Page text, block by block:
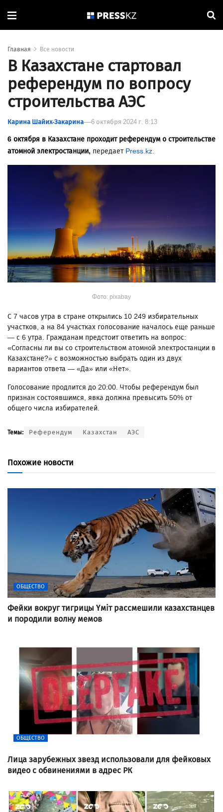
Главная Все новости
В Казахстане стартовал
референдум по вопросу
строительства АЭС
Карина Шайих-Закарина 6 октября 2024 г. 8:13
6 октября в Казахстане проходит референдум о строительстве
атомной электростанции, передает Press.kz.
Фото: pixabay
С 7 часов утра в стране открылись 10 249 избирательных
участков, а на 84 участках голосование началось еще раньше
— с 6 утра. Гражданам предстоит ответить на вопрос:
«Согласны ли вы со строительством атомной электростанции в
Казахстане?» с возможностью выбрать один из двух
вариантов ответа — «Да» или «Нет».
Голосование продлится до 20:00. Чтобы референдум был
признан состоявшимся, явка должна превысить 50% от
общего числа избирателей.
Темы: Референдум Казахстан АЭС
Похожие новости
ОБЩЕСТВО
Фейки вокруг тигрицы Үміт рассмешили казахстанцев
и породили волну мемов
ОБЩЕСТВО
Лица зарубежных звезд использовали для фейковых
видео с обвинениями в адрес РК